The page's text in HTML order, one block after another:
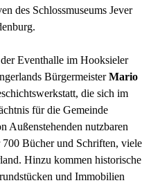
des Schlossmuseums Jever
Eventhalle im Hooksieler
BürgermeisterMario
die sich im
für die Gemeinde
Außenstehenden nutzbaren
Bücher und Schriften, viele
Hinzu kommen historische
und Immobilien